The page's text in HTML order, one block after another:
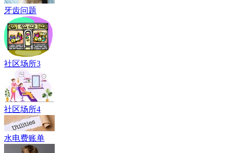
牙齿问题
社区场所3
社区场所4
水电费账单